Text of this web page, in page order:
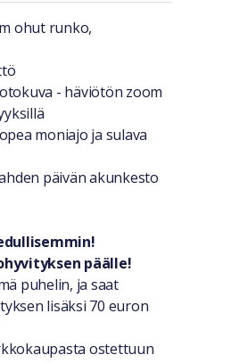
ohut runko,
- häviötön zoom
moniajo ja sulava
päivän akunkesto
päälle!
puhelin, ja saat
lisäksi 70 euron
ostettuun